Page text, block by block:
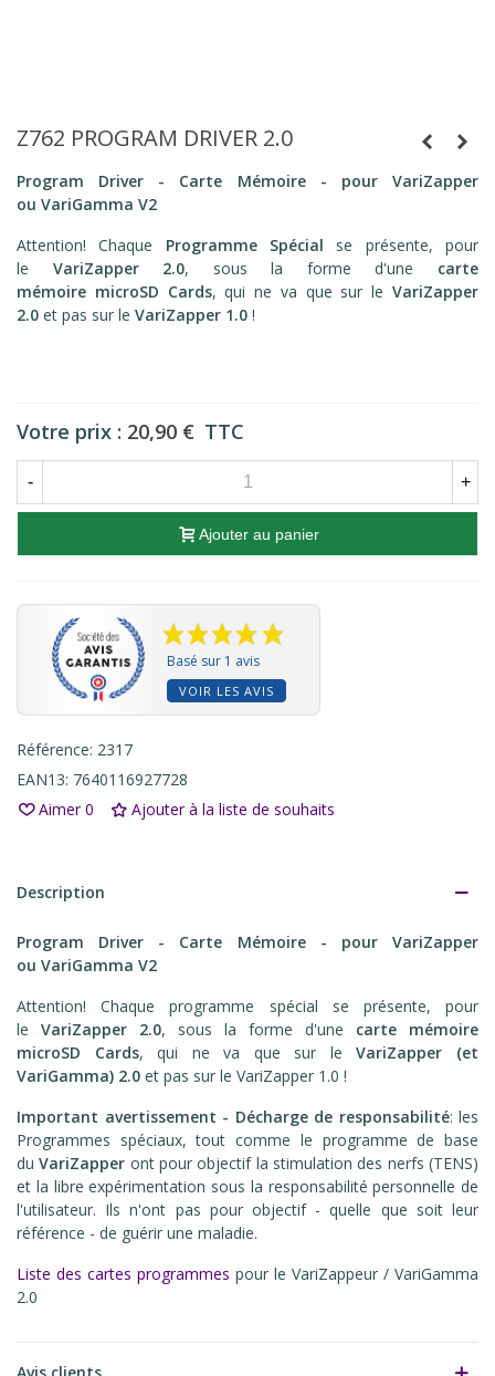
Z762 PROGRAM DRIVER 2.0
Program Driver - Carte Mémoire - pour VariZapper
ou VariGamma V2
Attention! Chaque Programme Spécial se présente, pour
le VariZapper 2.0, sous la forme d'une carte
mémoire microSD Cards, qui ne va que sur leVariZapper
2.0 et pas sur le VariZapper 1.0 !
Votre prix : 20,90 € TTC
- +
Ajouter au panier
Basé sur 1 avis
VOIR LES AVIS
Référence: 2317
EAN13: 7640116927728
Aimer 0 Ajouter à la liste de souhaits
Description
Program Driver - Carte Mémoire - pour VariZapper
ou VariGamma V2
Attention! Chaque programme spécial se présente, pour
le VariZapper 2.0, sous la forme d'une carte mémoire
microSD Cards, qui ne va que sur leVariZapper (et
VariGamma) 2.0 et pas sur le VariZapper 1.0 !
Important avertissement - Décharge de responsabilité: les
Programmes spéciaux, tout comme le programme de base
duVariZapper ont pour objectif la stimulation des nerfs (TENS)
et la libre expérimentation sous la responsabilité personnelle de
l'utilisateur. Ils n'ont pas pour objectif - quelle que soit leur
référence - de guérir une maladie.
Liste des cartes programmes pour le VariZappeur / VariGamma
2.0